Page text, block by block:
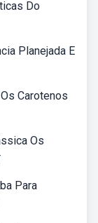
Do
Planejada E
Carotenos
Os
Para